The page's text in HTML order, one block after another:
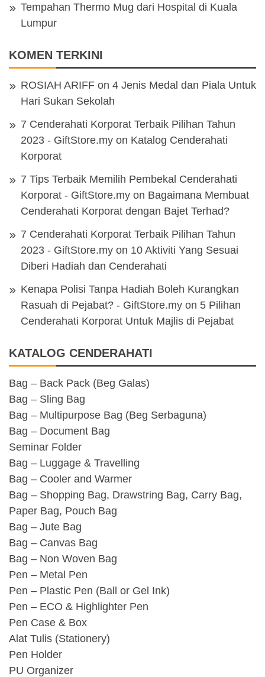
Tempahan Thermo Mug dari Hospital di Kuala
Lumpur
KOMEN TERKINI
ROSIAH ARIFF on 4 Jenis Medal dan Piala Untuk
Hari Sukan Sekolah
7 Cenderahati Korporat Terbaik Pilihan Tahun
2023 - GiftStore.my on Katalog Cenderahati
Korporat
7 Tips Terbaik Memilih Pembekal Cenderahati
Korporat - GiftStore.my on Bagaimana Membuat
Cenderahati Korporat dengan Bajet Terhad?
7 Cenderahati Korporat Terbaik Pilihan Tahun
2023 - GiftStore.my on 10 Aktiviti Yang Sesuai
Diberi Hadiah dan Cenderahati
Kenapa Polisi Tanpa Hadiah Boleh Kurangkan
Rasuah di Pejabat? - GiftStore.my on 5 Pilihan
Cenderahati Korporat Untuk Majlis di Pejabat
KATALOG CENDERAHATI
Bag – Back Pack (Beg Galas)
Bag – Sling Bag
Bag – Multipurpose Bag (Beg Serbaguna)
Bag – Document Bag
Seminar Folder
Bag – Luggage & Travelling
Bag – Cooler and Warmer
Bag – Shopping Bag, Drawstring Bag, Carry Bag,
Paper Bag, Pouch Bag
Bag – Jute Bag
Bag – Canvas Bag
Bag – Non Woven Bag
Pen – Metal Pen
Pen – Plastic Pen (Ball or Gel Ink)
Pen – ECO & Highlighter Pen
Pen Case & Box
Alat Tulis (Stationery)
Pen Holder
PU Organizer